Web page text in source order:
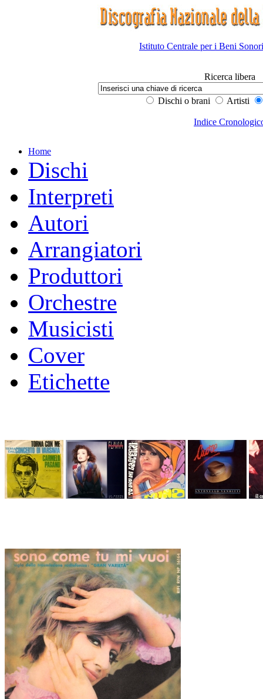
Istituto Centrale per i Beni
Ricerca libera
Dischi o brani Artisti
Indice
Home
Dischi
Interpreti
Autori
Arrangiatori
Produttori
Orchestre
Musicisti
Cover
Etichette